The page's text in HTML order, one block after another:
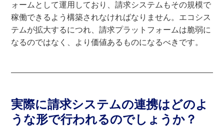
ォームとして運用しており、請求システムもその規模で
稼働できるよう構築されなければなりません。エコシス
テムが拡大するにつれ、請求プラットフォームは脆弱に
なるのではなく、より価値あるものになるべきです。
実際に請求システムの連携はどのよ
うな形で行われるのでしょうか？